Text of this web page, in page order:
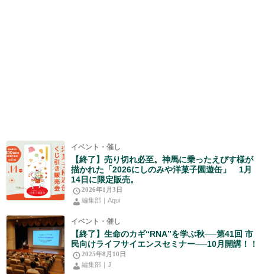
イベント・催し
【終了】売り切れ必至。神馬に乗ったえびす様が
描かれた「2026にしのみや洋菓子園遊缶」 1月
14日に限定販売。
2026年1月3日
編集部｜Aqui
イベント・催し
【終了】生命のカギ“RNA”を学ぶ秋──第41回 市
民向けライフサイエンスセミナー──10月開講！！
2025年8月10日
編集部｜J